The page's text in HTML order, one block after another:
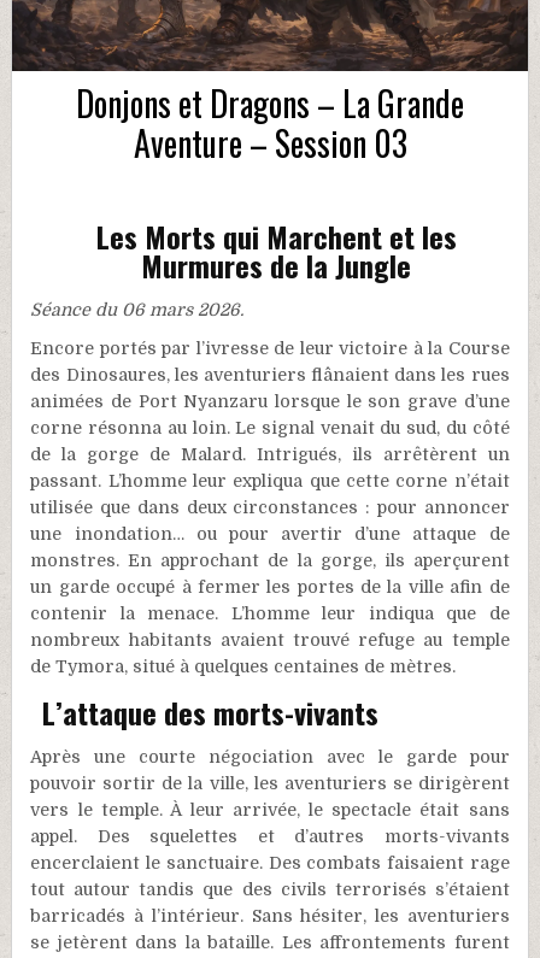
Donjons et Dragons – La Grande
Aventure – Session 03
Les Morts qui Marchent et les
Murmures de la Jungle
Séance du 06 mars 2026.
Encore portés par l’ivresse de leur victoire à la Course
des Dinosaures, les aventuriers flânaient dans les rues
animées de Port Nyanzaru lorsque le son grave d’une
corne résonna au loin. Le signal venait du sud, du côté
de la gorge de Malard. Intrigués, ils arrêtèrent un
passant. L’homme leur expliqua que cette corne n’était
utilisée que dans deux circonstances : pour annoncer
une inondation… ou pour avertir d’une attaque de
monstres. En approchant de la gorge, ils aperçurent
un garde occupé à fermer les portes de la ville afin de
contenir la menace. L’homme leur indiqua que de
nombreux habitants avaient trouvé refuge au temple
de Tymora, situé à quelques centaines de mètres.
L’attaque des morts-vivants
Après une courte négociation avec le garde pour
pouvoir sortir de la ville, les aventuriers se dirigèrent
vers le temple. À leur arrivée, le spectacle était sans
appel. Des squelettes et d’autres morts-vivants
encerclaient le sanctuaire. Des combats faisaient rage
tout autour tandis que des civils terrorisés s’étaient
barricadés à l’intérieur. Sans hésiter, les aventuriers
se jetèrent dans la bataille. Les affrontements furent